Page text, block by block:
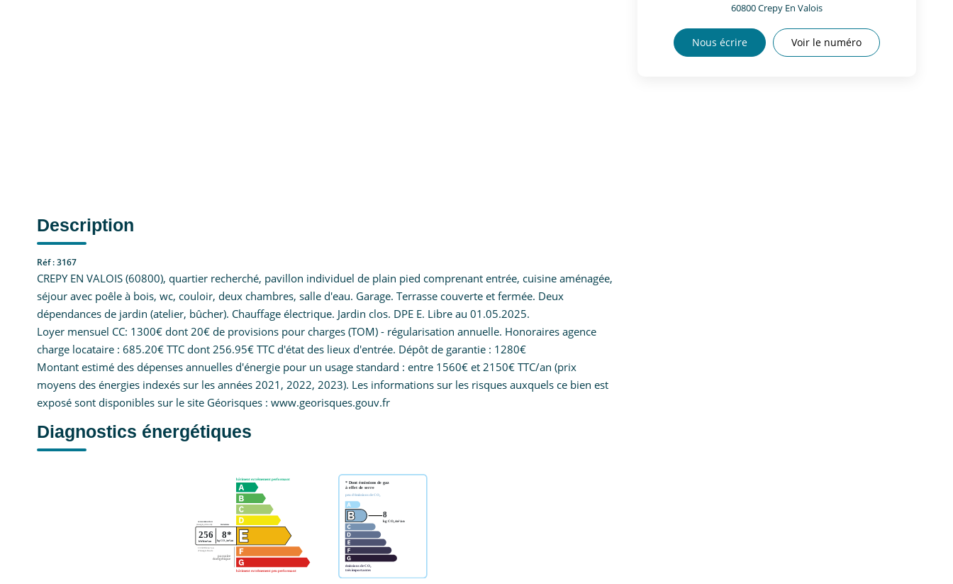
Description
Réf : 3167
CREPY EN VALOIS (60800), quartier recherché, pavillon individuel de plain pied comprenant entrée, cuisine aménagée,
séjour avec poêle à bois, wc, couloir, deux chambres, salle d'eau. Garage. Terrasse couverte et fermée. Deux
dépendances de jardin (atelier, bûcher). Chauffage électrique. Jardin clos. DPE E. Libre au 01.05.2025.
Loyer mensuel CC: 1300€ dont 20€ de provisions pour charges (TOM) - régularisation annuelle. Honoraires agence
charge locataire : 685.20€ TTC dont 256.95€ TTC d'état des lieux d'entrée. Dépôt de garantie : 1280€
Montant estimé des dépenses annuelles d'énergie pour un usage standard : entre 1560€ et 2150€ TTC/an (prix
moyens des énergies indexés sur les années 2021, 2022, 2023). Les informations sur les risques auxquels ce bien est
exposé sont disponibles sur le site Géorisques : www.georisques.gouv.fr
Diagnostics énergétiques
60800Crepy En Valois
Nous écrire Voir le numéro